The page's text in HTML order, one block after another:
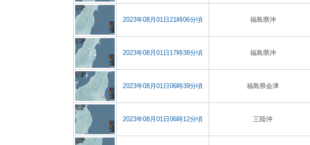
2023年08月01日21時06分頃 福島県沖
2023年08月01日17時38分頃 福島県沖
2023年08月01日06時39分頃 福島県会津
2023年08月01日06時12分頃 三陸沖